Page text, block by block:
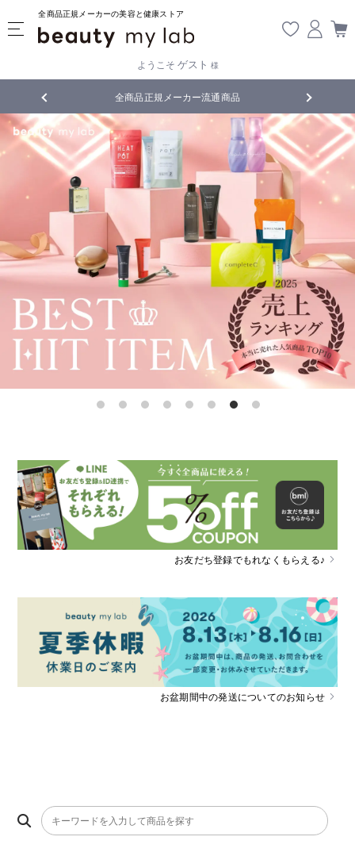
全商品正規メーカーの美容と健康ストア
ようこそ ゲスト 様
5,500円(税込)以上ご購入で送料無料 【重要】
お友だち登録でもれなくもらえる♪
お盆期間中の発送についてのお知らせ